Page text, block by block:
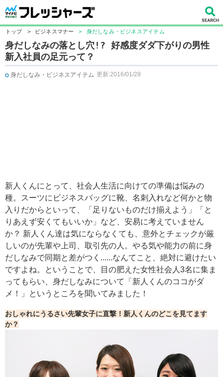
トップ > ビジネスマナー > 身だしなみ・ビジネスアイテム
身だしなみの落とし穴!? 好感度ダダ下がりの男性
新入社員の足元って？
身だしなみ・ビジネスアイテム 更新:2016/01/28
新人くんにとって、社会人生活に向けての準備は悩みの
種。スーツにビジネスバッグに靴、名刺入れなど何かと物
入りだからといって、「足りないものだけ揃えよう」「と
りあえず安くてもいいか」など、安易に考えていません
か？ 新人くん達は気にならなくても、意外とチェックが厳
しいのが先輩や上司、取引先の人。やる気や能力の前に身
だしなみで同期と差がつく......なんてこと、絶対に避けたい
ですよね。ということで、目の肥えた女性社会人3名に集ま
ってもらい、身だしなみについて「新人くんのココがダ
メ！」というところを聞いてみました！
おしゃれにうるさい先輩女子に直撃！新人くんのどこを見てます
か？